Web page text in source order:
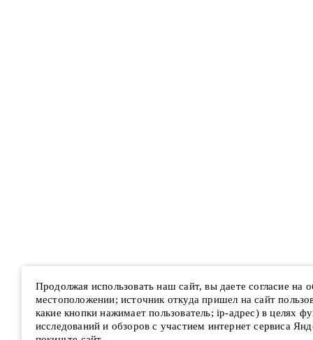
Продолжая использовать наш сайт, вы даете согласие на
местоположении; источник откуда пришел на сайт
какие кнопки нажимает пользователь; ip-адрес) в целях
исследований и обзоров с участием интернет сервиса